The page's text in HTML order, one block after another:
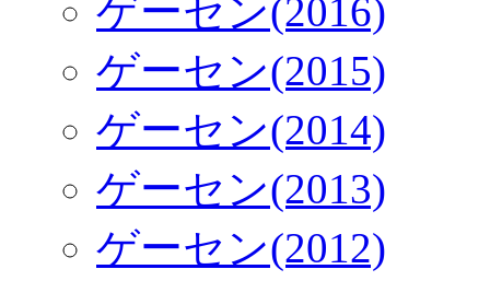
ゲーセン(2016)
ゲーセン(2015)
ゲーセン(2014)
ゲーセン(2013)
ゲーセン(2012)